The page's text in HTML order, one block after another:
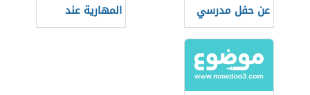
عن حفل مدرسي
المهارية عند
بلوم؟